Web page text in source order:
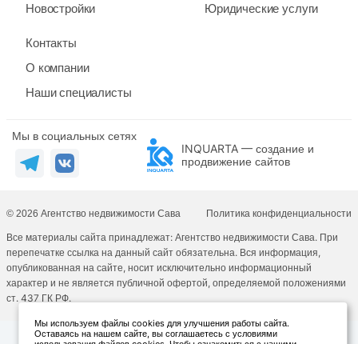
Новостройки
Юридические услуги
Контакты
О компании
Наши специалисты
Мы в социальных сетях
INQUARTA — создание и
продвижение сайтов
© 2026 Агентство недвижимости Сава Политика конфиденциальности
Все материалы сайта принадлежат: Агентство недвижимости Сава. При
перепечатке ссылка на данный сайт обязательна. Вся информация,
опубликованная на сайте, носит исключительно информационный
характер и не является публичной офертой, определяемой положениями
ст. 437 ГК РФ.
Мы используем файлы cookies для улучшения работы сайта.
Оставаясь на нашем сайте, вы соглашаетесь с условиями